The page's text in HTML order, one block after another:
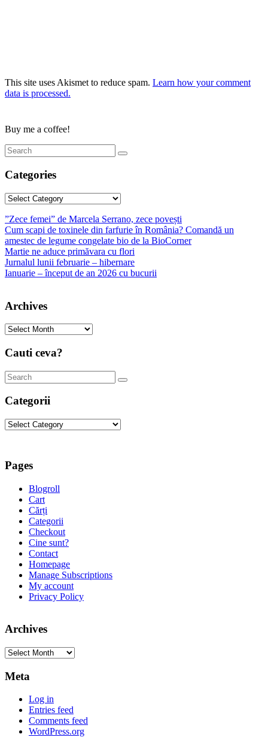
This site uses Akismet to reduce spam. Learn how your comment
data is processed.
Buy me a coffee!
Categories
Categories
”Zece femei” de Marcela Serrano, zece povești
Cum scapi de toxinele din farfurie în România? Comandă un
amestec de legume congelate bio de la BioCorner
Martie ne aduce primăvara cu flori
Jurnalul lunii februarie – hibernare
Ianuarie – început de an 2026 cu bucurii
Archives
Archives
Cauti ceva?
Categorii
Categorii
Pages
Blogroll
Cart
Cărți
Categorii
Checkout
Cine sunt?
Contact
Homepage
Manage Subscriptions
My account
Privacy Policy
Archives
Archives
Meta
Log in
Entries feed
Comments feed
WordPress.org